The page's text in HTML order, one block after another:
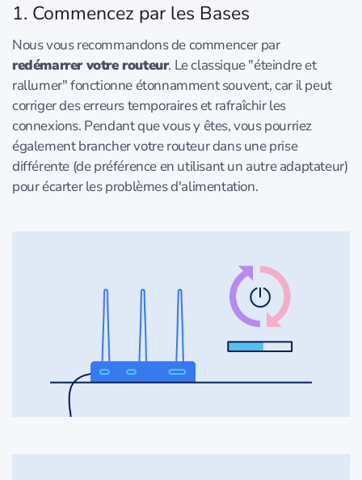
1. Commencez par les Bases
Nous vous recommandons de commencer par
redémarrer votre routeur. Le classique "éteindre et
rallumer" fonctionne étonnamment souvent, car il peut
corriger des erreurs temporaires et rafraîchir les
connexions. Pendant que vous y êtes, vous pourriez
également brancher votre routeur dans une prise
différente (de préférence en utilisant un autre adaptateur)
pour écarter les problèmes d'alimentation.